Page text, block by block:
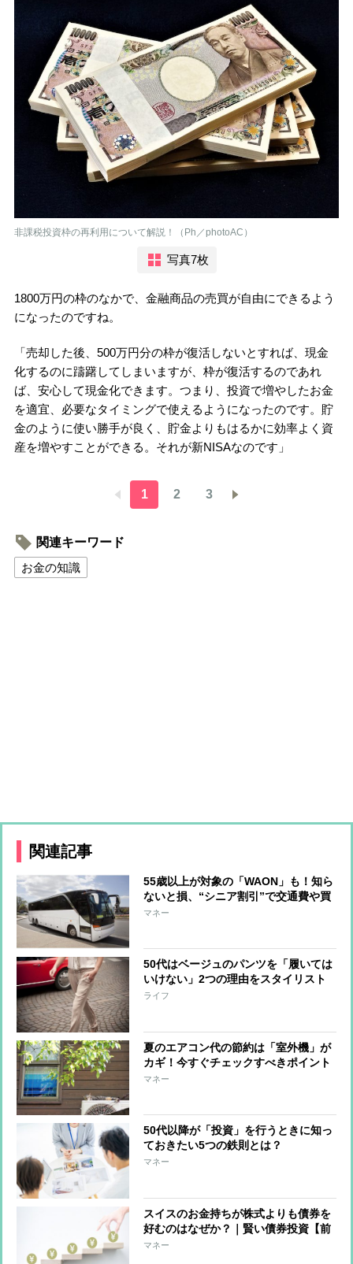
非課税投資枠の再利用について解説！（Ph／photoAC）
写真7枚
1800万円の枠のなかで、金融商品の売買が自由にできるよう
になったのですね。
「売却した後、500万円分の枠が復活しないとすれば、現金
化するのに躊躇してしまいますが、枠が復活するのであれ
ば、安心して現金化できます。つまり、投資で増やしたお金
を適宜、必要なタイミングで使えるようになったのです。貯
金のように使い勝手が良く、貯金よりもはるかに効率よく資
産を増やすことができる。それが新NISAなのです」
1 2 3
関連キーワード
お金の知識
関連記事
55歳以上が対象の「WAON」も！知ら
ないと損、“シニア割引”で交通費や買
い物がお得に
マネー
50代はベージュのパンツを「履いては
いけない」2つの理由をスタイリスト
が解説
ライフ
夏のエアコン代の節約は「室外機」が
カギ！今すぐチェックすべきポイント
マネー
50代以降が「投資」を行うときに知っ
ておきたい5つの鉄則とは？
マネー
スイスのお金持ちが株式よりも債券を
好むのはなぜか？｜賢い債券投資【前
編】
マネー